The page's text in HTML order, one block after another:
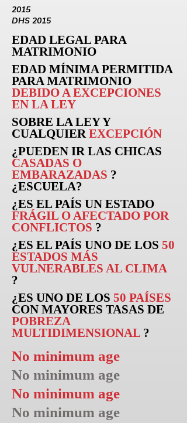
2015
DHS 2015
EDAD LEGAL PARA
MATRIMONIO
EDAD MÍNIMA PERMITIDA
PARA MATRIMONIO
DEBIDO A EXCEPCIONES
EN LA LEY
SOBRE LA LEY Y
CUALQUIEREXCEPCIÓN
¿PUEDEN IRLAS CHICAS
CASADAS O
EMBARAZADAS ?
¿ESCUELA?
¿ES EL PAÍS UN ESTADO
FRÁGIL O AFECTADO POR
CONFLICTOS ?
¿ES EL PAÍS UNO DE LOS 50
ESTADOS MÁS
VULNERABLES AL CLIMA
?
¿ES UNO DE LOS 50 PAÍSES
CON MAYORES TASAS DE
POBREZA
MULTIDIMENSIONAL ?
No minimum age
No minimum age
No minimum age
No minimum age